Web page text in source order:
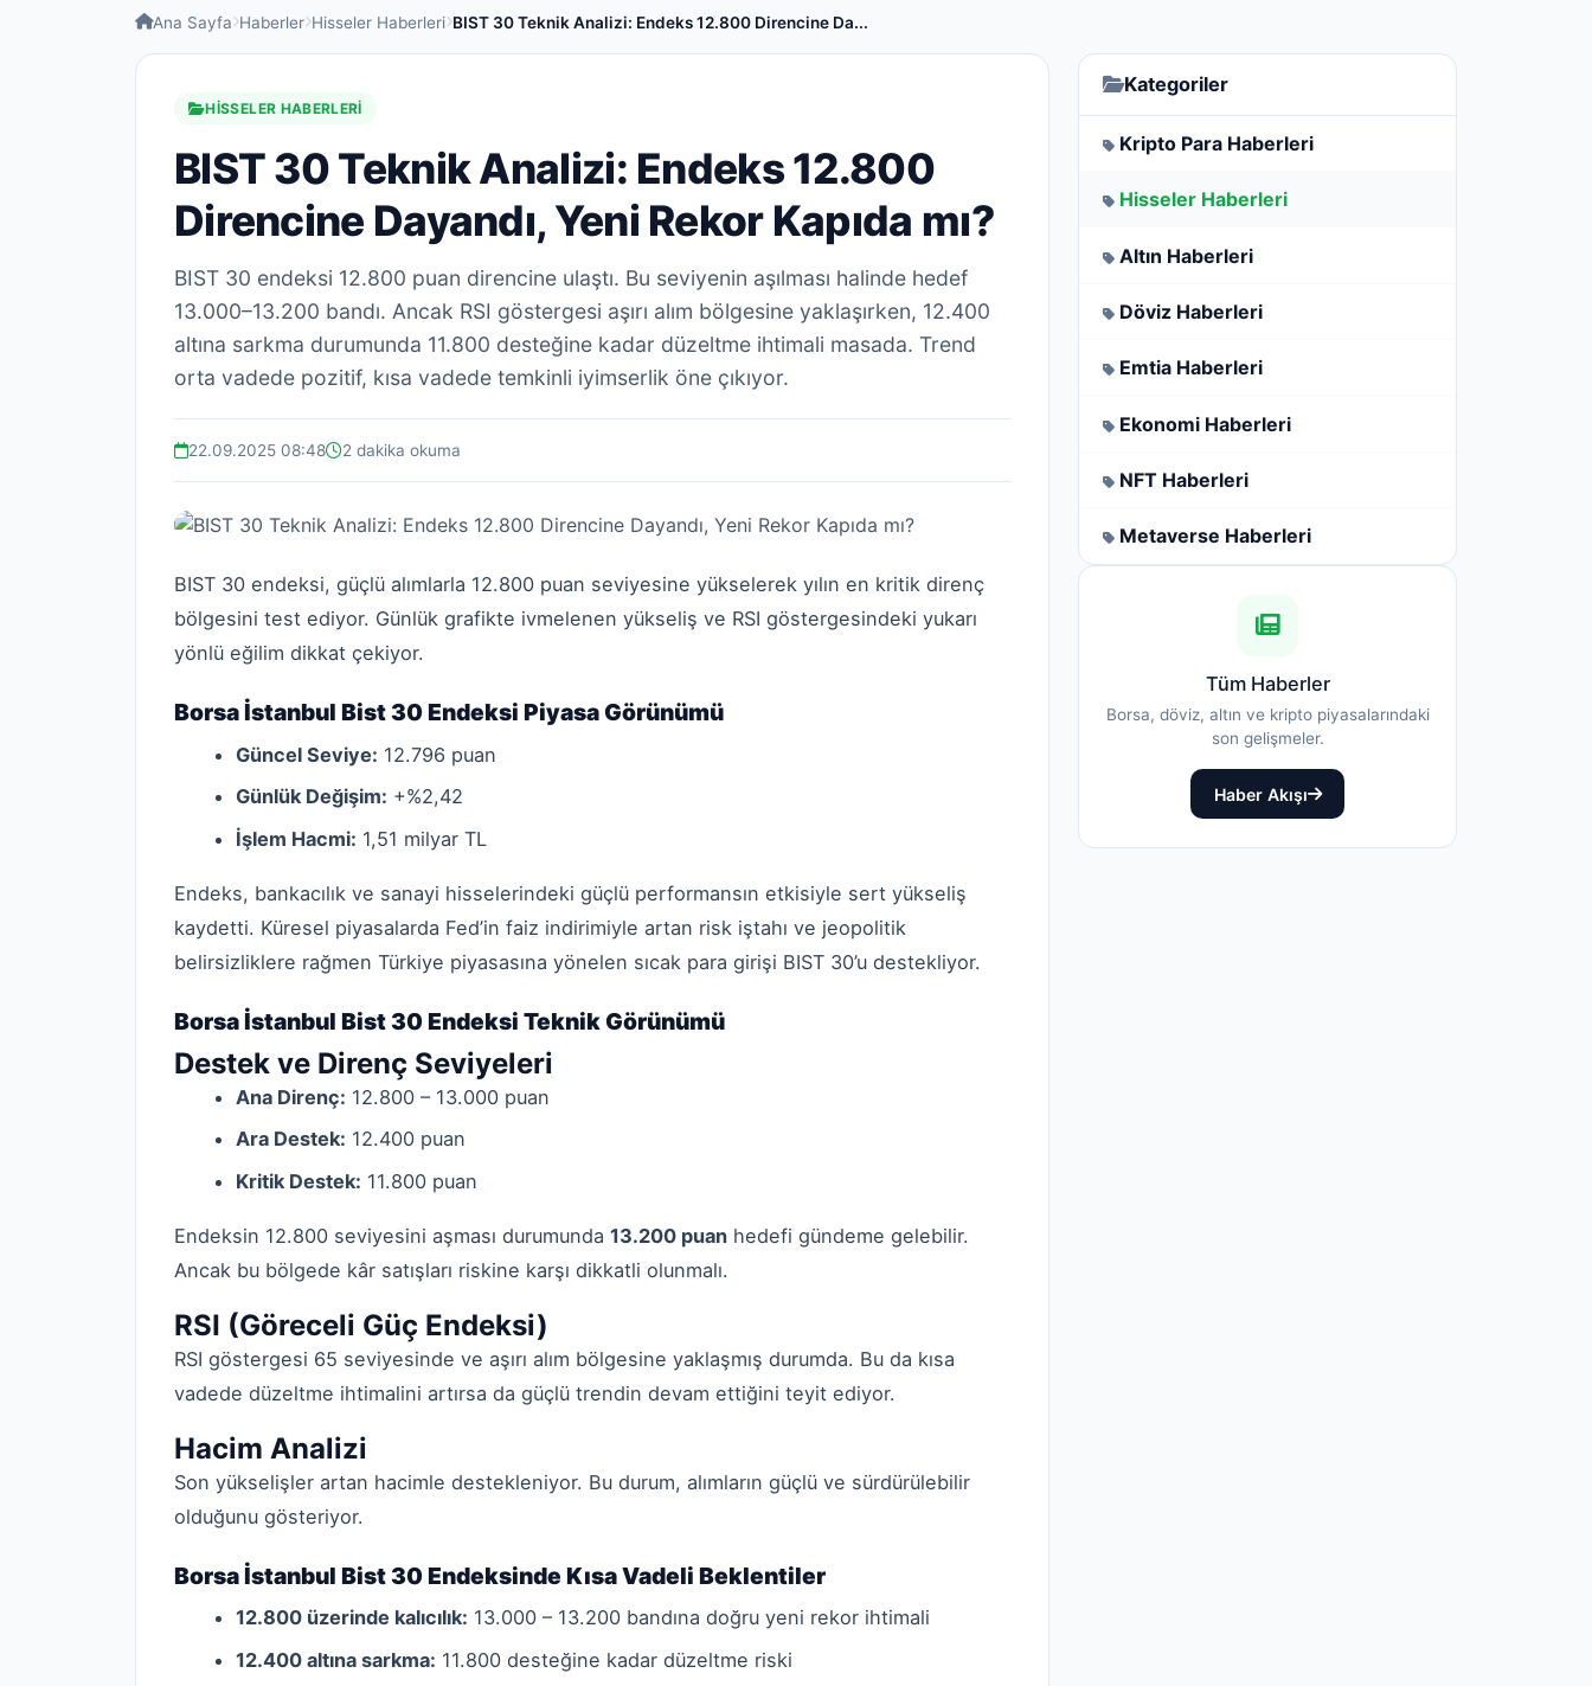
Ana Sayfa Haberler Hisseler Haberleri BIST 30 Teknik Analizi: Endeks 12.800 Direncine Da...
HISSELER HABERLERI
BIST 30 Teknik Analizi: Endeks 12.800
Direncine Dayandı, Yeni Rekor Kapıda mı?
BIST 30 endeksi 12.800 puan direncine ulaştı. Bu seviyenin aşılması halinde hedef
13.000–13.200 bandı. Ancak RSI göstergesi aşırı alım bölgesine yaklaşırken, 12.400
altına sarkma durumunda 11.800 desteğine kadar düzeltme ihtimali masada. Trend
orta vadede pozitif, kısa vadede temkinli iyimserlik öne çıkıyor.
22.09.2025 08:48 2 dakika okuma
BIST 30 endeksi, güçlü alımlarla 12.800 puan seviyesine yükselerek yılın en kritik direnç
bölgesini test ediyor. Günlük grafikte ivmelenen yükseliş ve RSI göstergesindeki yukarı
yönlü eğilim dikkat çekiyor.
Borsa İstanbul Bist 30 Endeksi Piyasa Görünümü
Güncel Seviye: 12.796 puan
Günlük Değişim: +%2,42
İşlem Hacmi: 1,51 milyar TL
Endeks, bankacılık ve sanayi hisselerindeki güçlü performansın etkisiyle sert yükseliş
kaydetti. Küresel piyasalarda Fed’in faiz indirimiyle artan risk iştahı ve jeopolitik
belirsizliklere rağmen Türkiye piyasasına yönelen sıcak para girişi BIST 30’u destekliyor.
Borsa İstanbul Bist 30 Endeksi Teknik Görünümü
Destek ve Direnç Seviyeleri
Ana Direnç: 12.800 – 13.000 puan
Ara Destek: 12.400 puan
Kritik Destek: 11.800 puan
Endeksin 12.800 seviyesini aşması durumunda 13.200 puan hedefi gündeme gelebilir.
Ancak bu bölgede kâr satışları riskine karşı dikkatli olunmalı.
RSI (Göreceli Güç Endeksi)
RSI göstergesi 65 seviyesinde ve aşırı alım bölgesine yaklaşmış durumda. Bu da kısa
vadede düzeltme ihtimalini artırsa da güçlü trendin devam ettiğini teyit ediyor.
Hacim Analizi
Son yükselişler artan hacimle destekleniyor. Bu durum, alımların güçlü ve sürdürülebilir
olduğunu gösteriyor.
Borsa İstanbul Bist 30 Endeksinde Kısa Vadeli Beklentiler
12.800 üzerinde kalıcılık: 13.000 – 13.200 bandına doğru yeni rekor ihtimali
12.400 altına sarkma: 11.800 desteğine kadar düzeltme riski
Kategoriler
Kripto Para Haberleri
Hisseler Haberleri
Altın Haberleri
Döviz Haberleri
Emtia Haberleri
Ekonomi Haberleri
NFT Haberleri
Metaverse Haberleri
Tüm Haberler
Borsa, döviz, altın ve kripto piyasalarındaki
son gelişmeler.
Haber Akışı